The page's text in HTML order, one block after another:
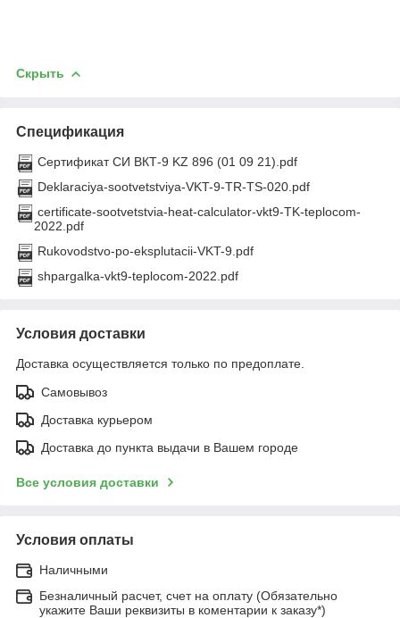
Скрыть
Спецификация
Сертификат СИ ВКТ-9 KZ 896 (01 09 21).pdf
Deklaraciya-sootvetstviya-VKT-9-TR-TS-020.pdf
certificate-sootvetstvia-heat-calculator-vkt9-TK-teplocom-
2022.pdf
Rukovodstvo-po-eksplutacii-VKT-9.pdf
shpargalka-vkt9-teplocom-2022.pdf
Условия доставки
Доставка осуществляется только по предоплате.
Самовывоз
Доставка курьером
Доставка до пункта выдачи в Вашем городе
Все условия доставки
Условия оплаты
Наличными
Безналичный расчет, счет на оплату (Обязательно
укажите Ваши реквизиты в коментарии к заказу*)